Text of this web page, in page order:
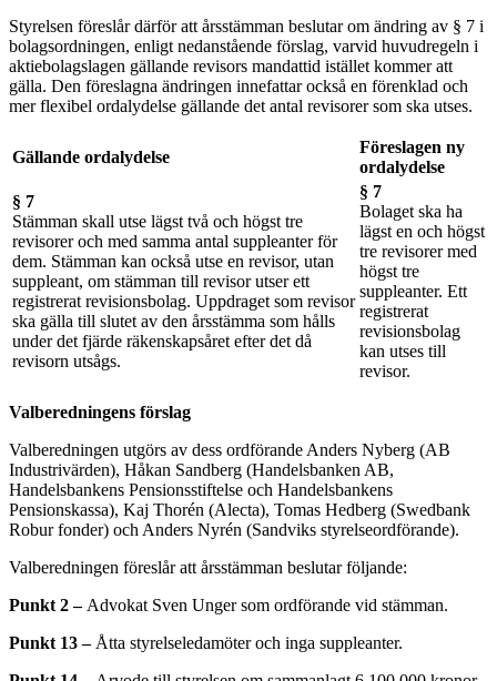
Styrelsen föreslår därför att årsstämman beslutar om ändring av § 7 i
bolagsordningen, enligt nedanstående förslag, varvid huvudregeln i
aktiebolagslagen gällande revisors mandattid istället kommer att
gälla. Den föreslagna ändringen innefattar också en förenklad och
mer flexibel ordalydelse gällande det antal revisorer som ska utses.
Gällande ordalydelse
Föreslagen ny
ordalydelse
§ 7
Stämman skall utse lägst två och högst tre
revisorer och med samma antal suppleanter för
dem. Stämman kan också utse en revisor, utan
suppleant, om stämman till revisor utser ett
registrerat revisionsbolag. Uppdraget som revisor
ska gälla till slutet av den årsstämma som hålls
under det fjärde räkenskapsåret efter det då
revisorn utsågs.
§ 7
Bolaget ska ha
lägst en och högst
tre revisorer med
högst tre
suppleanter. Ett
registrerat
revisionsbolag
kan utses till
revisor.
Valberedningens förslag
Valberedningen utgörs av dess ordförande Anders Nyberg (AB
Industrivärden), Håkan Sandberg (Handelsbanken AB,
Handelsbankens Pensionsstiftelse och Handelsbankens
Pensionskassa), Kaj Thorén (Alecta), Tomas Hedberg (Swedbank
Robur fonder) och Anders Nyrén (Sandviks styrelseordförande).
Valberedningen föreslår att årsstämman beslutar följande:
Punkt 2 – Advokat Sven Unger som ordförande vid stämman.
Punkt 13 –Åtta styrelseledamöter och inga suppleanter.